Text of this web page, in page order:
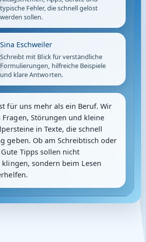
typische Fehler, die schnell gelöst
werden sollen.
Sina Eschweiler
Schreibt mit Blick für verständliche
Formulierungen, hilfreiche Beispiele
und klare Antworten.
für uns mehr als ein Beruf. Wir
Fragen, Störungen und kleine
in Texte, die schnell
geben. Ob am Schreibtisch oder
Tipps sollen nicht
sondern beim Lesen